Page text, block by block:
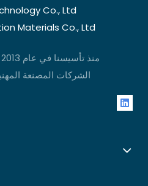
Co., Ltd.
Materials Co., Ltd.
الشركات المصنعة